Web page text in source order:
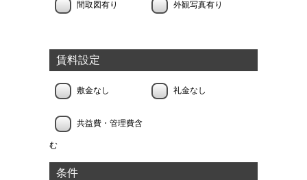
間取図有り 外観写真有り
賃料設定
敷金なし 礼金なし
共益費・管理費含
む
条件